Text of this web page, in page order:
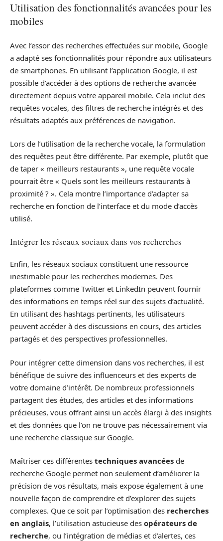
Utilisation des fonctionnalités avancées pour les
mobiles
Avec l’essor des recherches effectuées sur mobile, Google
a adapté ses fonctionnalités pour répondre aux utilisateurs
de smartphones. En utilisant l’application Google, il est
possible d’accéder à des options de recherche avancée
directement depuis votre appareil mobile. Cela inclut des
requêtes vocales, des filtres de recherche intégrés et des
résultats adaptés aux préférences de navigation.
Lors de l’utilisation de la recherche vocale, la formulation
des requêtes peut être différente. Par exemple, plutôt que
de taper « meilleurs restaurants », une requête vocale
pourrait être « Quels sont les meilleurs restaurants à
proximité ? ». Cela montre l’importance d’adapter sa
recherche en fonction de l’interface et du mode d’accès
utilisé.
Intégrer les réseaux sociaux dans vos recherches
Enfin, les réseaux sociaux constituent une ressource
inestimable pour les recherches modernes. Des
plateformes comme Twitter et LinkedIn peuvent fournir
des informations en temps réel sur des sujets d’actualité.
En utilisant des hashtags pertinents, les utilisateurs
peuvent accéder à des discussions en cours, des articles
partagés et des perspectives professionnelles.
Pour intégrer cette dimension dans vos recherches, il est
bénéfique de suivre des influenceurs et des experts de
votre domaine d’intérêt. De nombreux professionnels
partagent des études, des articles et des informations
précieuses, vous offrant ainsi un accès élargi à des insights
et des données que l’on ne trouve pas nécessairement via
une recherche classique sur Google.
Maîtriser ces différentes techniques avancées de
recherche Google permet non seulement d’améliorer la
précision de vos résultats, mais expose également à une
nouvelle façon de comprendre et d’explorer des sujets
complexes. Que ce soit par l’optimisation des recherches
en anglais, l’utilisation astucieuse des opérateurs de
recherche, ou l’intégration de médias et d’alertes, ces